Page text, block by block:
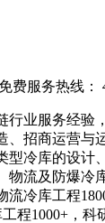
费服务热线：
行业服务经验
、招商运营与
型冷库的设计
流及防爆冷
流冷库工程
程1000+，科